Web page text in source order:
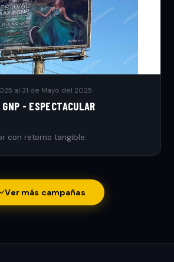
al 31 de Mayo del 2025
- ESPECTACULAR
con retorno tangible.
Ver más campañas